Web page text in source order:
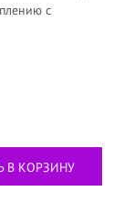
с
В КОРЗИНУ